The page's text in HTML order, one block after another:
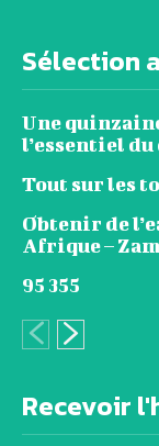
Sélection
Une
l’essentiel
Tout sur les
Obtenir de
Afrique –
95 355
Recevoir